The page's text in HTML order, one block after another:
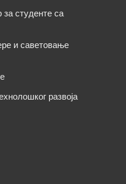
за студенте са
и саветовање
развоја